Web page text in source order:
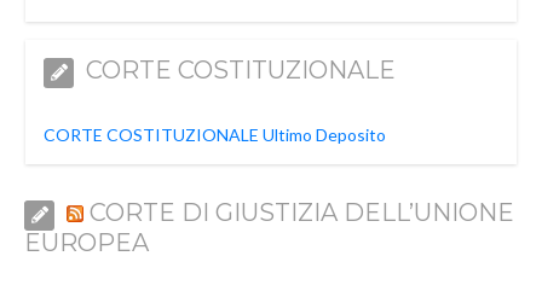
CORTE COSTITUZIONALE
CORTE COSTITUZIONALE Ultimo Deposito
CORTE DI GIUSTIZIA DELL’UNIONE
EUROPEA